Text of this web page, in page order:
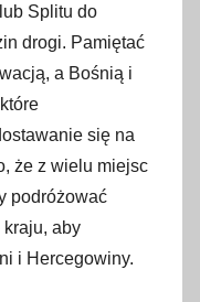
Splitu do
drogi. Pamiętać
a Bośnią i
się na
że z wielu miejsc
podróżować
kraju, aby
i Hercegowiny.